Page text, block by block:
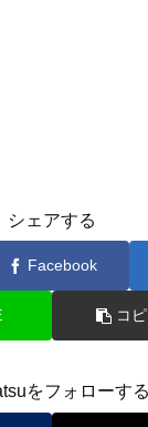
シェアする
Facebook
コ
をフォローする